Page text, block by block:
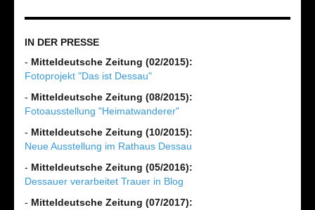
IN DER PRESSE
- Mitteldeutsche Zeitung (02/2015):
Fotoprojekt "Das ist Dessau"
- Mitteldeutsche Zeitung (08/2015):
Fotoausstellung "Heimatwanderer"
- Mitteldeutsche Zeitung (10/2015):
Neue Ausstellung im Rathaus Dessau
- Mitteldeutsche Zeitung (05/2016):
Dessauer verarbeitet Trauer in Blog
- Mitteldeutsche Zeitung (07/2017):